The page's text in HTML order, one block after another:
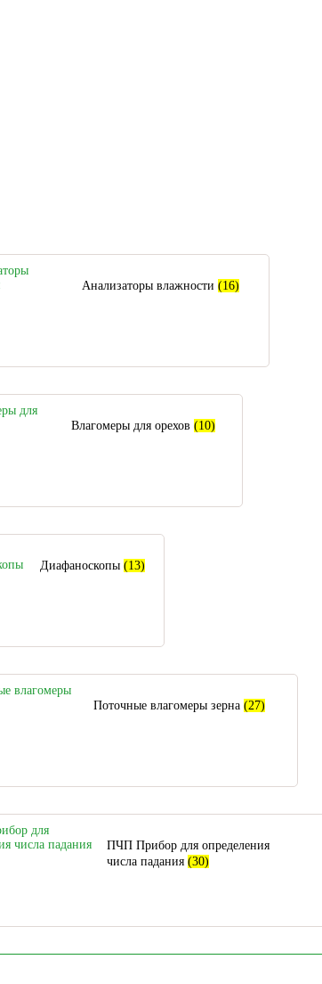
Анализаторы влажности(16)
Влагомеры для орехов(10)
Диафаноскопы(13)
Поточные влагомеры зерна(27)
ПЧП Прибор для определения
числа падания(30)